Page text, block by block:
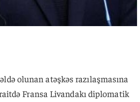
olunan atəşkəs razılaşmasına
Fransa Livandakı diplomatik